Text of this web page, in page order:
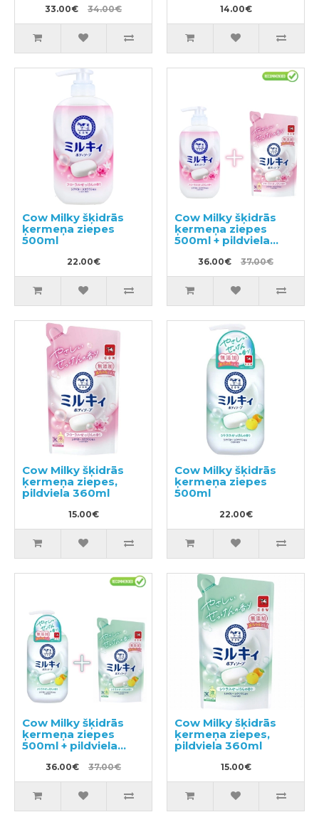
33.00€ 34.00€ 14.00€
Cow Milky šķidrās
ķermeņa ziepes
500ml
22.00€
Cow Milky šķidrās
ķermeņa ziepes
500ml + pildviela
36.00€ 37.00€
Cow Milky šķidrās
ķermeņa ziepes,
pildviela 360ml
15.00€
Cow Milky šķidrās
ķermeņa ziepes
500ml
22.00€
Cow Milky šķidrās
ķermeņa ziepes
500ml + pildviela
36.00€ 37.00€
Cow Milky šķidrās
ķermeņa ziepes,
pildviela 360ml
15.00€